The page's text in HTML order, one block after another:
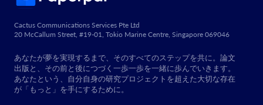
Cactus Communications Services Pte Ltd
20 McCallum Street, #19-01, Tokio Marine Centre, Singapore 069046
あなたが夢を実現するまで、そのすべてのステップを共に。論文
出版と、その前と後につづく一歩一歩を一緒に歩んでいきます。
あなたという、自分自身の研究プロジェクトを超えた大切な存在
が「もっと」を手にするために。